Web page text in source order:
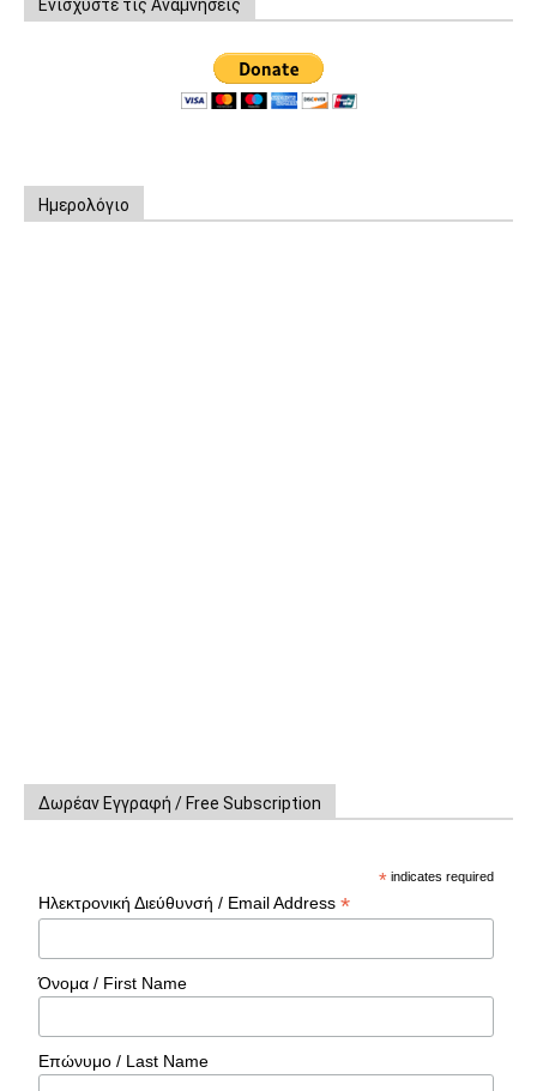
Ενισχύστε τις Αναμνήσεις
Ημερολόγιο
Δωρέαν Εγγραφή / Free Subscription
* indicates required
Ηλεκτρονική Διεύθυνσή / Email Address*
Όνομα / First Name
Επώνυμο / Last Name